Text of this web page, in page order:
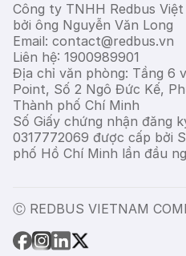
Công ty TNHH Redbus
bởi ông Nguyễn Văn Long
Email: contact@redbus.vn
Liên hệ: 1900989901
Địa chỉ văn phòng: Tầng 6
Point, Số 2 Ngô Đức Kế,
Thành phố Chí Minh
Số Giấy chứng nhận đăng
0317772069 được cấp bởi
phố Hồ Chí Minh lần đầu
Ⓒ REDBUS VIETNAM